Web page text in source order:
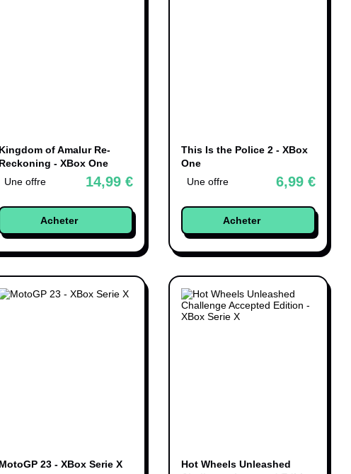
Kingdom of Amalur Re-
Reckoning - XBox One
Une offre
14,99 €
Acheter
This Is the Police 2 - XBox
One
Une offre
6,99 €
Acheter
MotoGP 23 - XBox Serie X
Hot Wheels Unleashed